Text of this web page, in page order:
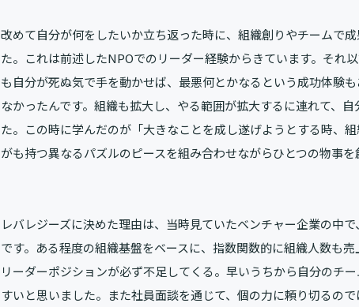
改めて自分が何をしたいか立ち返った時に、組織創りやチームで
た。これは前述したNPOでのリーダー経験からきています。それ
も自分が死ぬ気で手を動かせば、最悪何とかなるという成功体験
なかったんです。組織も拡大し、やる範囲が拡大するに連れて、
た。この時に学んだのが「大きなことを成し遂げようとする時、
がも持つ異なるパズルのピースを組み合わせながらひとつの物事
レバレジーズに決めた理由は、当時見ていたベンチャー企業の中
です。ある程度の組織基盤をベースに、指数関数的に組織人数も
リーダーポジションが必ず不足してくる。早いうちから自分のチ
すいと思いました。また社員面談を通じて、個の力に頼り切るの